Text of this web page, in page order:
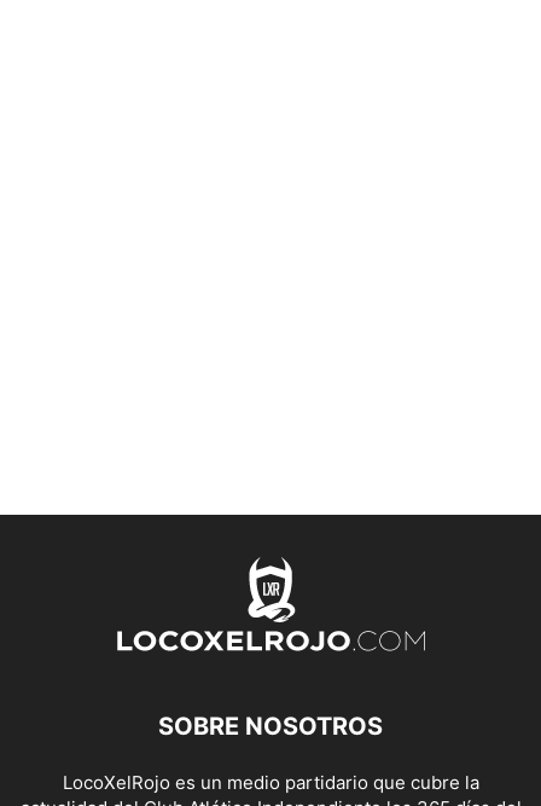
SOBRE NOSOTROS
LocoXelRojo es un medio partidario que cubre la